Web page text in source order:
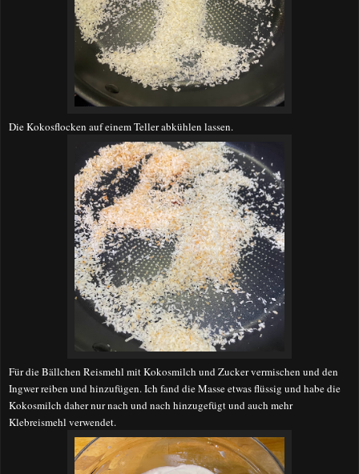
Die Kokosflocken auf einem Teller abkühlen lassen.
Für die Bällchen Reismehl mit Kokosmilch und Zucker vermischen und den
Ingwer reiben und hinzufügen. Ich fand die Masse etwas flüssig und habe die
Kokosmilch daher nur nach und nach hinzugefügt und auch mehr
Klebreismehl verwendet.